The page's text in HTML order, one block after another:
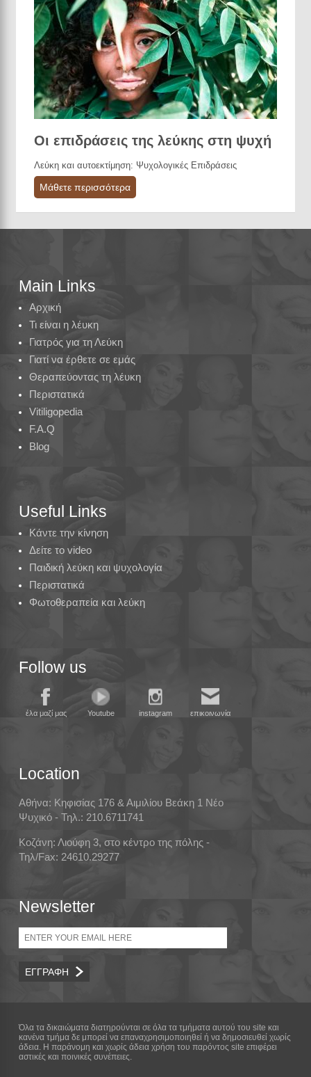
Οι επιδράσεις της λεύκης στη ψυχή
Λεύκη και αυτοεκτίμηση: Ψυχολογικές Επιδράσεις
Μάθετε περισσότερα
Main Links
Αρχική
Τι είναι η λέυκη
Γιατρός για τη Λεύκη
Γιατί να έρθετε σε εμάς
Θεραπεύοντας τη λέυκη
Περιστατικά
Vitiligopedia
F.A.Q
Blog
Useful Links
Κάντε την κίνηση
Δείτε το video
Παιδική λεύκη και ψυχολογία
Περιστατικά
Φωτοθεραπεία και λεύκη
Follow us
έλα μαζί μας Youtube instagram επικοινωνία
Location
Αθήνα: Κηφισίας 176 & Αιμιλίου Βεάκη 1 Νέο
Ψυχικό - Τηλ.: 210.6711741
Κοζάνη: Λιούφη 3, στο κέντρο της πόλης -
Τηλ/Fax: 24610.29277
Newsletter
Email
Όλα τα δικαιώματα διατηρούνται σε όλα τα τμήματα αυτού του site και
κανένα τμήμα δε μπορεί να επαναχρησιμοποιηθεί ή να δημοσιευθεί χωρίς
άδεια. Η παράνομη και χωρίς άδεια χρήση του παρόντος site επιφέρει
αστικές και ποινικές συνέπειες.